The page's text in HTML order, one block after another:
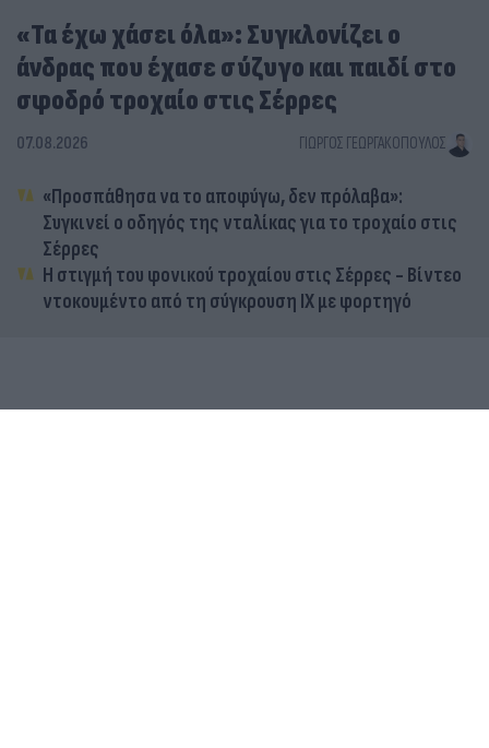
«Τα έχω χάσει όλα»: Συγκλονίζει ο
άνδρας που έχασε σύζυγο και παιδί στο
σφοδρό τροχαίο στις Σέρρες
07.08.2026 ΓΙΏΡΓΟΣ ΓΕΩΡΓΑΚΌΠΟΥΛΟΣ
«Προσπάθησα να το αποφύγω, δεν πρόλαβα»:
Συγκινεί ο οδηγός της νταλίκας για το τροχαίο στις
Σέρρες
Η στιγμή του φονικού τροχαίου στις Σέρρες - Βίντεο
ντοκουμέντο από τη σύγκρουση ΙΧ με φορτηγό